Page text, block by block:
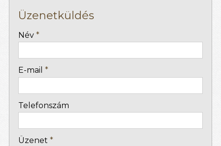
Üzenetküldés
-
Név *
E-mail *
Telefonszám
Üzenet *